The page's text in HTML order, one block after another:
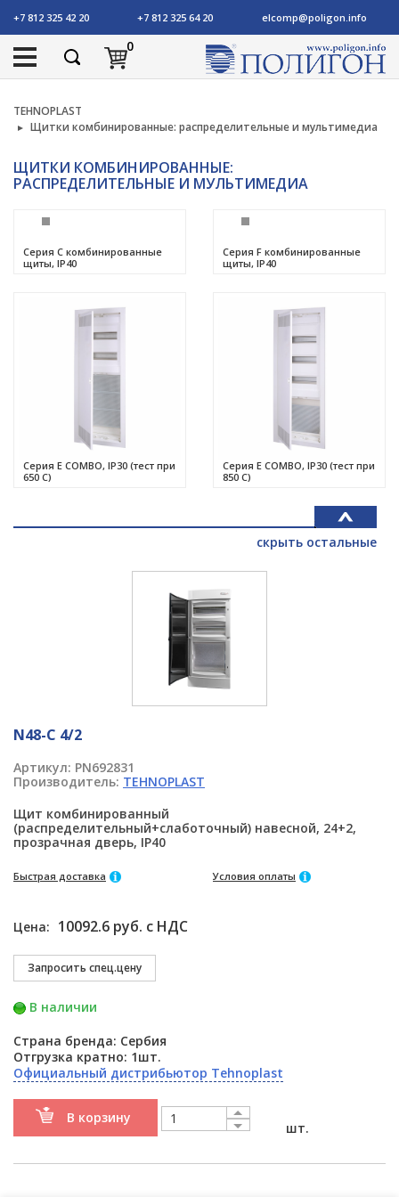
+7 812 325 42 20 +7 812 325 64 20 elcomp@poligon.info
0
TEHNOPLAST
Щитки комбинированные: распределительные и мультимедиа
ЩИТКИ КОМБИНИРОВАННЫЕ:
РАСПРЕДЕЛИТЕЛЬНЫЕ И МУЛЬТИМЕДИА
Серия C комбинированные
щиты, IP40
Серия F комбинированные
щиты, IP40
Серия E COMBO, IP30 (тест при
650 C)
Серия E COMBO, IP30 (тест при
850 C)
скрыть остальные
N48-C 4/2
Артикул: PN692831
Производитель: TEHNOPLAST
Щит комбинированный
(распределительный+слаботочный) навесной, 24+2,
прозрачная дверь, IP40
Быстрая доставка Условия оплаты
Цена: 10092.6 руб. с НДС
В наличии
Страна бренда: Сербия
Отгрузка кратно: 1шт.
Официальный дистрибьютор Tehnoplast
В корзину
шт.